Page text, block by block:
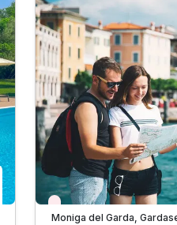
Wieder frei ab November